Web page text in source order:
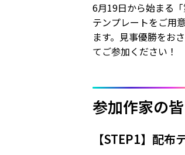
6月19日から始まる
テンプレートをご用
ます。見事優勝をお
てご参加ください！
参加作家の
【STEP1】配